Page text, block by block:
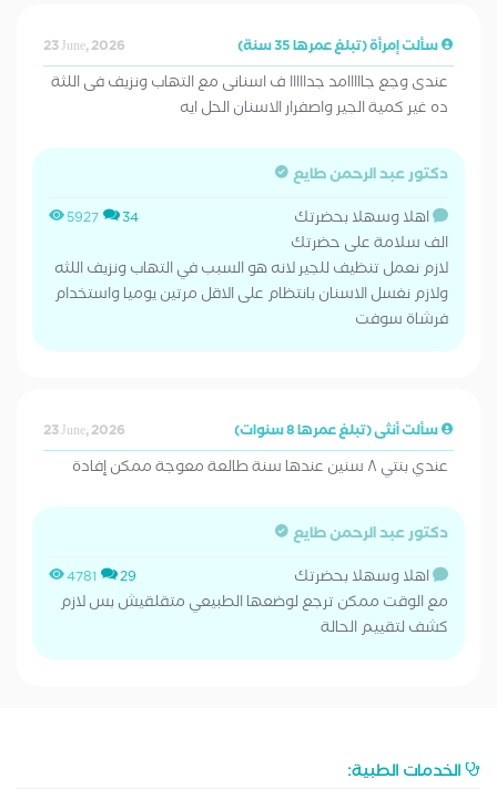
سألت إمرأة (تبلغ عمرها 35 سنة) 23 June, 2026
عندى وجع جااااامد جدااااا ف اسنانى مع التهاب ونزيف فى اللثة
ده غير كمية الجير واصفرار الاسنان الحل ايه
دكتور عبد الرحمن طايع
5927 34
اهلا وسهلا بحضرتك
الف سلامة على حضرتك
لازم نعمل تنظيف للجير لانه هو السبب في التهاب ونزيف اللثه
ولازم نغسل الاسنان بانتظام على الاقل مرتين يوميا واستخدام
فرشاة سوفت
سألت أنثى (تبلغ عمرها 8 سنوات) 23 June, 2026
عندي بنتي ٨ سنين عندها سنة طالعة معوجة ممكن إفادة
دكتور عبد الرحمن طايع
4781 29
اهلا وسهلا بحضرتك
مع الوقت ممكن ترجع لوضعها الطبيعي متقلقيش بس لازم
كشف لتقييم الحالة
الخدمات الطبية: